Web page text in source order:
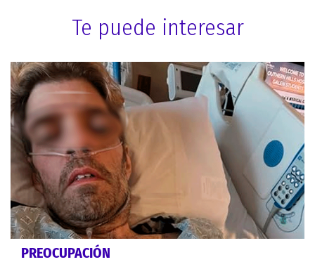
Te puede interesar
PREOCUPACIÓN